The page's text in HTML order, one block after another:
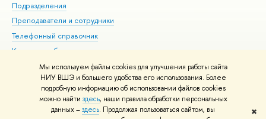
Мы используем файлы cookies для улучшения работы сайта
НИУ ВШЭ и большего удобства его использования. Более
подробную информацию об использовании файлов cookies
можно найти здесь, наши правила обработки персональных
данных –здесь. Продолжая пользоваться сайтом, вы
✖
Подразделения
Преподаватели и сотрудники
Телефонный справочник
Корпуса и общежития
ВШЭ для студентов с ограниченными возможностями
здоровья и инвалидностью
Единая платежная страница